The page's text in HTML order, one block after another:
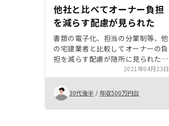
他社と比べてオーナー負担
を減らす配慮が見られた
書類の電子化、担当の分業制等、他
の宅建業者と比較してオーナーの負
担を減らす配慮が随所に見られたた
め。また、スタッフの会社に対する
愛着と情熱を感じ、信頼できる会社
だと思ったから。
2021年04月23日
30代後半 / 年収500万円台